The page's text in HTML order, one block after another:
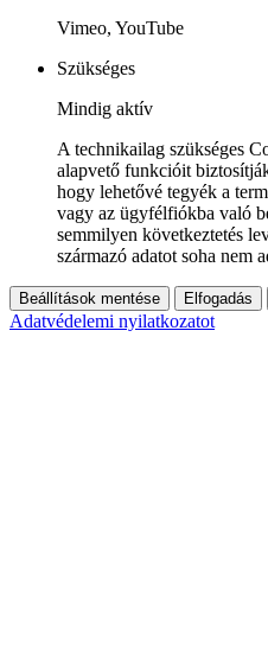
Vimeo, YouTube
Szükséges
Mindig aktív
A technikailag szükséges
alapvető funkcióit
hogy lehetővé tegyék a
vagy az ügyfélfiókba való
semmilyen következtetés
származó adatot soha nem
Beállítások mentése Elfogadás
Adatvédelemi nyilatkozatot